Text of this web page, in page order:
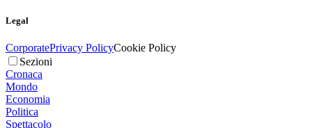
Legal
CorporatePrivacy PolicyCookie Policy
Sezioni
Cronaca
Mondo
Economia
Politica
Spettacolo